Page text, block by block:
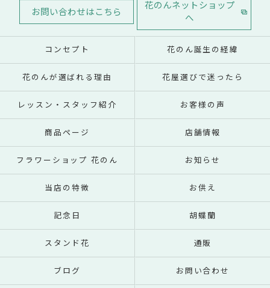
お問い合わせはこちら
花のんネットショップ
へ
コンセプト 花のん誕生の経緯
花のんが選ばれる理由 花屋選びで迷ったら
レッスン・スタッフ紹介 お客様の声
商品ページ 店舗情報
フラワーショップ 花のん お知らせ
当店の特徴 お供え
記念日 胡蝶蘭
スタンド花 通販
ブログ お問い合わせ